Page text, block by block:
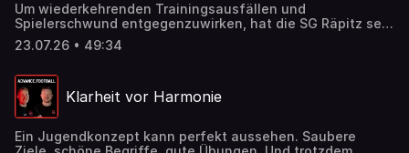
Um wiederkehrenden Trainingsausfällen und
Spielerschwund entgegenzuwirken, hat die SG Räpitz sein
klassisches Trainingssystem durch altersübergreifende
Gruppen und einen flexiblen Trainerpool ersetzt. Anstatt
die Ehrenamtlichen nun an wählbaren Tagen rotierende
Stationen auf dem Platz, die sie individuell an das Niveau
der durchwechselnden Kinder anpassen. Dieses Modell
Flexibilität im Alltag und stärkt durch gemeinsame Rituale
23.07.26 • 49:34
Klarheit vor Harmonie
Ein Jugendkonzept kann perfekt aussehen. Saubere